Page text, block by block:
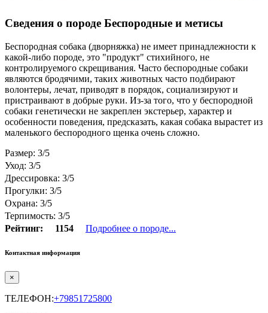
Сведения о породе Бeспородные и метисы
Беспородная собака (дворняжка) не имеет принадлежности к
какой-либо породе, это "продукт" стихийного, не
контролируемого скрещивания. Часто беспородные собаки
являются бродячими, таких животных часто подбирают
волонтеры, лечат, приводят в порядок, социализируют и
пристраивают в добрые руки. Из-за того, что у беспородной
собаки генетически не закреплен экстерьер, характер и
особенности поведения, предсказать, какая собака вырастет из
маленького беспородного щенка очень сложно.
Размер: 3/5
Уход: 3/5
Дрессировка: 3/5
Прогулки: 3/5
Охрана: 3/5
Терпимость: 3/5
Рейтинг:
1154 Подробнее о породе...
Контактная информация
×
ТЕЛЕФОН:+79851725800